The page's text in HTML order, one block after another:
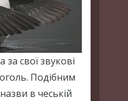
за свої звукові
Подібним
в чеській